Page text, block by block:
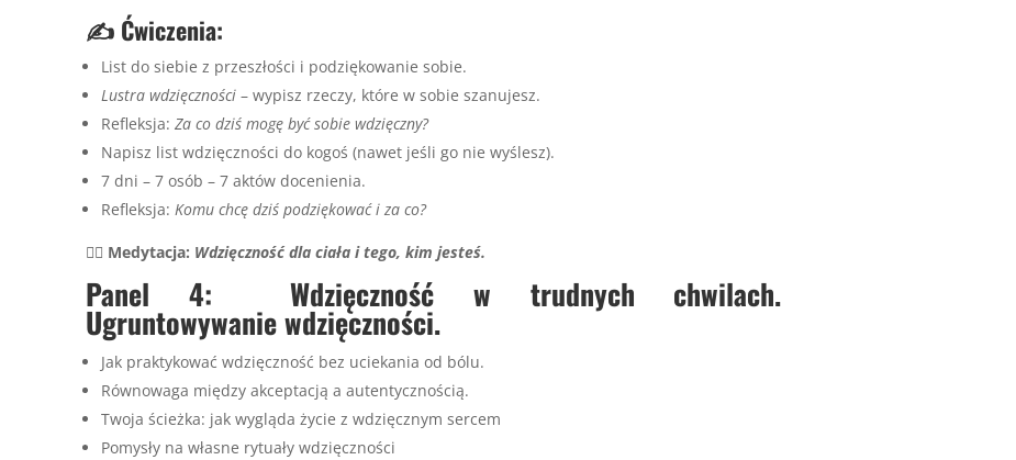
✍️ Ćwiczenia:
List do siebie z przeszłości i podziękowanie sobie.
Lustra wdzięczności – wypisz rzeczy, które w sobie szanujesz.
Refleksja:Za co dziś mogę być sobie wdzięczny?
Napisz list wdzięczności do kogoś (nawet jeśli go nie wyślesz).
7 dni – 7 osób – 7 aktów docenienia.
Refleksja:Komu chcę dziś podziękować i za co?
🧘‍♀️ Medytacja: Wdzięczność dla ciała i tego, kim jesteś.
Panel 4: Wdzięczność w trudnych chwilach.
Ugruntowywanie wdzięczności.
Jak praktykować wdzięczność bez uciekania od bólu.
Równowaga między akceptacją a autentycznością.
Twoja ścieżka: jak wygląda życie z wdzięcznym sercem
Pomysły na własne rytuały wdzięczności